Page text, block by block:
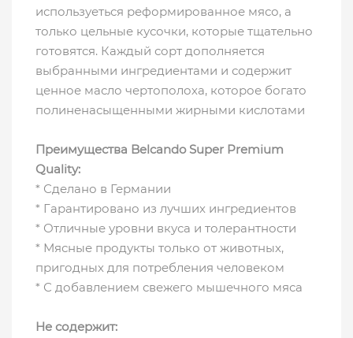
используеться реформированное мясо, а
только цельные кусочки, которые тщательно
готовятся. Каждый сорт дополняется
выбранными ингредиентами и содержит
ценное масло чертополоха, которое богато
полиненасыщенными жирными кислотами
Преимущества Belcando Super Premium
Quality:
* Сделано в Германии
* Гарантировано из лучших ингредиентов
* Отличные уровни вкуса и толерантности
* Мясные продукты только от животных,
пригодных для потребления человеком
* С добавлением свежего мышечного мяса
Не содержит: